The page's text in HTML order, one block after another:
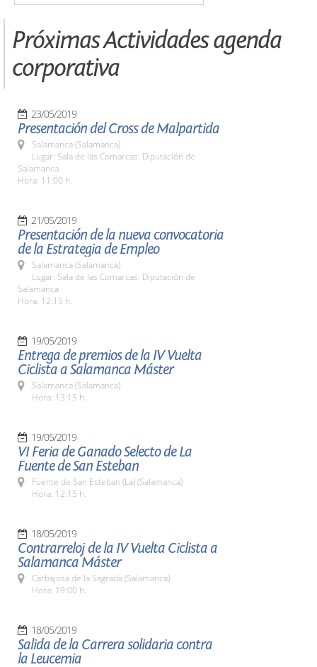
Próximas Actividades agenda
corporativa
23/05/2019
Presentación del Cross de Malpartida
Salamanca (Salamanca)
Lugar: Sala de las Comarcas. Diputación de
Salamanca
Hora: 11:00 h.
21/05/2019
Presentación de la nueva convocatoria
de la Estrategia de Empleo
Salamanca (Salamanca)
Lugar: Sala de las Comarcas. Diputación de
Salamanca
Hora: 12:15 h.
19/05/2019
Entrega de premios de la IV Vuelta
Ciclista a Salamanca Máster
Salamanca (Salamanca)
Hora: 13:15 h.
19/05/2019
VI Feria de Ganado Selecto de La
Fuente de San Esteban
Fuente de San Esteban (La) (Salamanca)
Hora: 12:15 h.
18/05/2019
Contrarreloj de la IV Vuelta Ciclista a
Salamanca Máster
Carbajosa de la Sagrada (Salamanca)
Hora: 19:00 h.
18/05/2019
Salida de la Carrera solidaria contra
la Leucemia